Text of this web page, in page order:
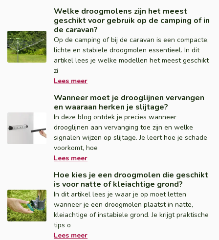
Welke droogmolens zijn het meest
geschikt voor gebruik op de camping of in
de caravan?
Op de camping of bij de caravan is een compacte,
lichte en stabiele droogmolen essentieel. In dit
artikel lees je welke modellen het meest geschikt
zi
Lees meer
Wanneer moet je drooglijnen vervangen
en waaraan herken je slijtage?
In deze blog ontdek je precies wanneer
drooglijnen aan vervanging toe zijn en welke
signalen wijzen op slijtage. Je leert hoe je schade
voorkomt, hoe
Lees meer
Hoe kies je een droogmolen die geschikt
is voor natte of kleiachtige grond?
In dit artikel lees je waar je op moet letten
wanneer je een droogmolen plaatst in natte,
kleiachtige of instabiele grond. Je krijgt praktische
tips o
Lees meer